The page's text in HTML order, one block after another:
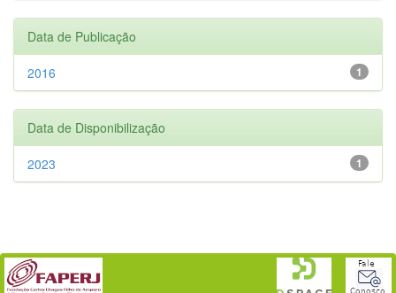
Data de Publicação
1
2016
Data de Disponibilização
1
2023